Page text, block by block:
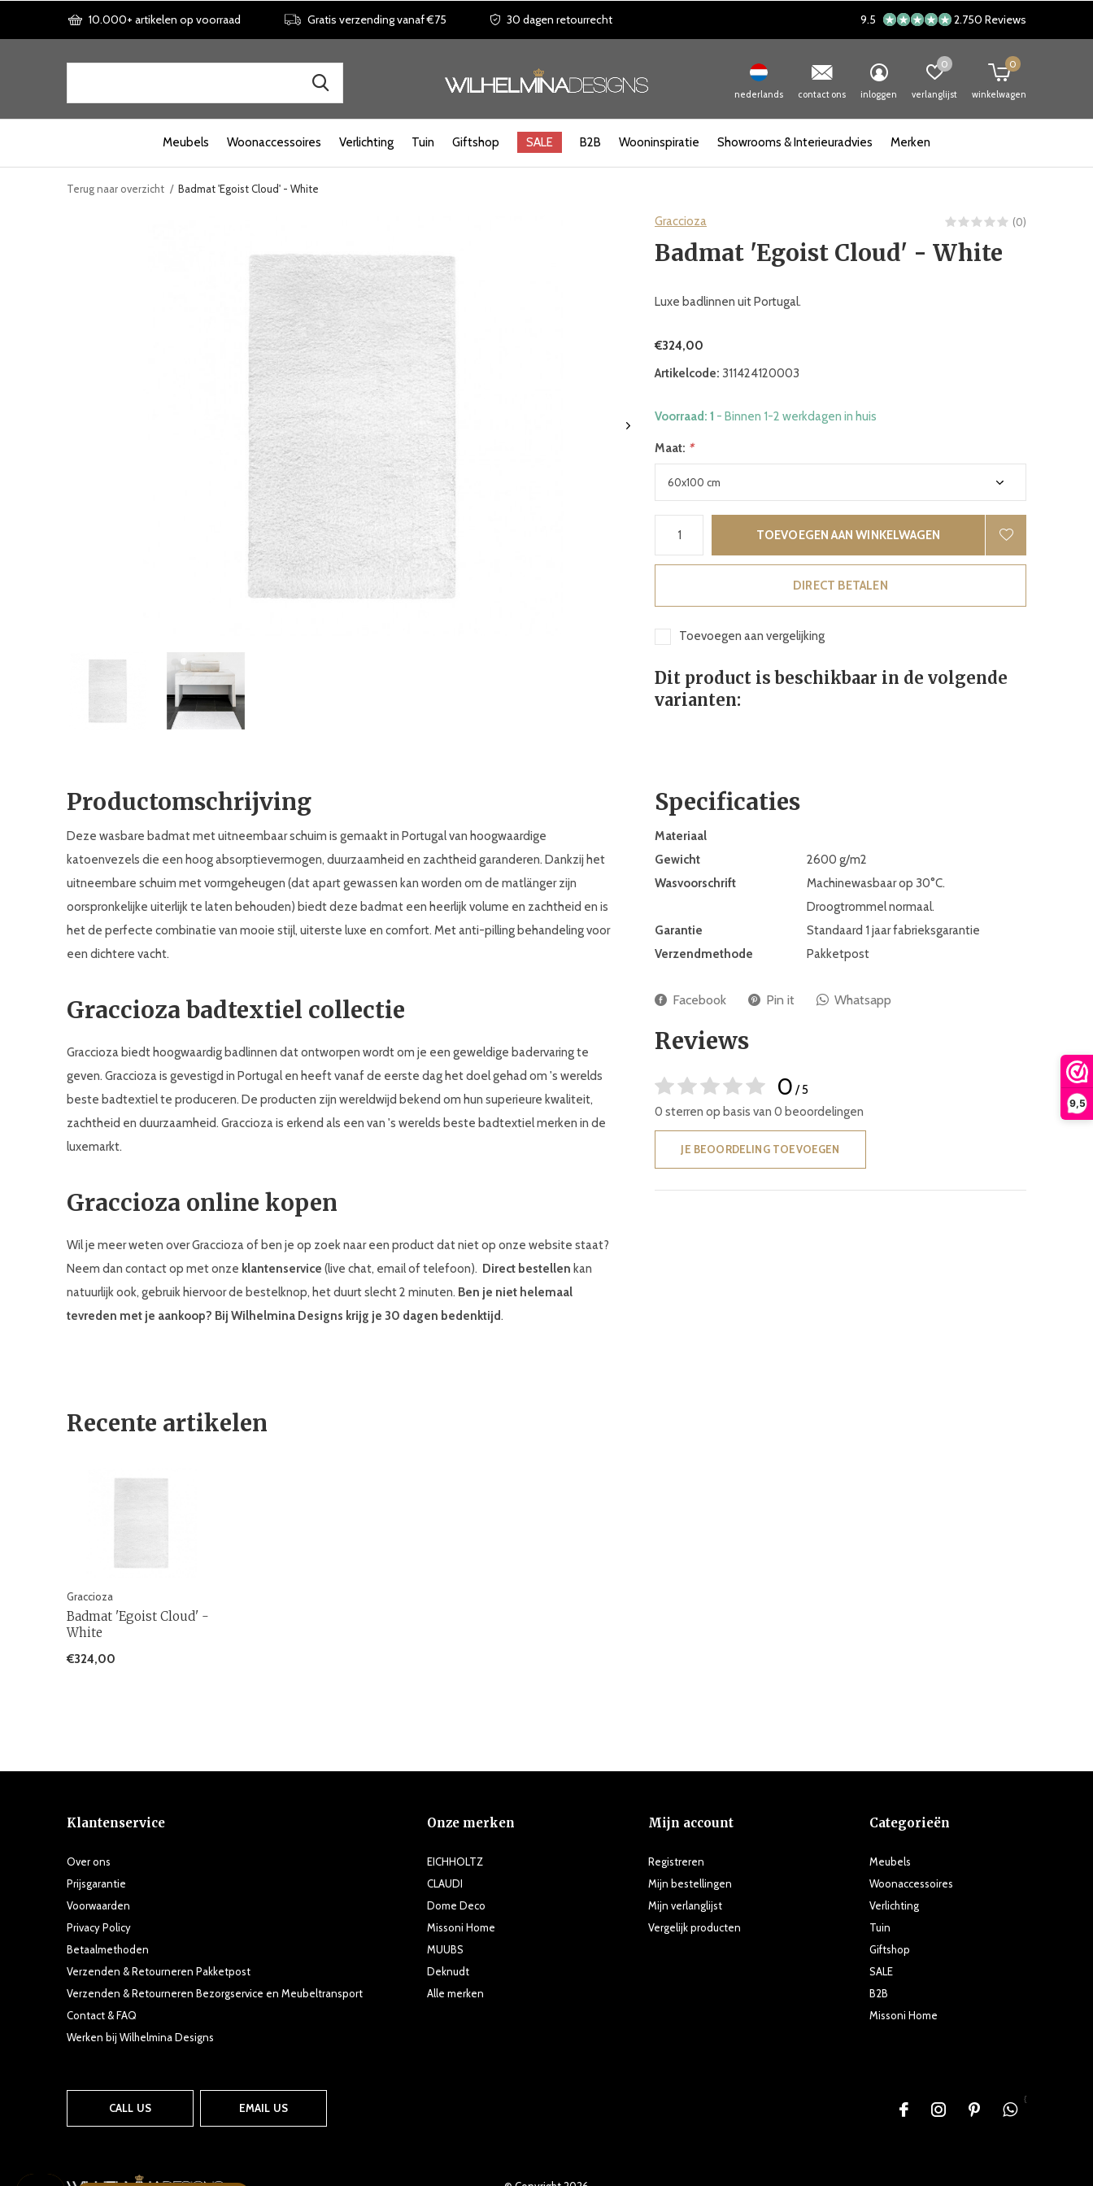
9,5
Meubels Woonaccessoires Verlichting Tuin Giftshop SALE B2B Wooninspiratie Showrooms & Interieuradvies Merken
nederlands contact ons inloggen verlanglijst
0
winkelwagen
0
10.000+ artikelen op voorraad Gratis verzending vanaf €75 30 dagen retourrecht 9.5 2.750 Reviews
Terug naar overzicht Badmat 'Egoist Cloud' - White
Graccioza (0)
Badmat 'Egoist Cloud' - White
Luxe badlinnen uit Portugal.
€324,00
Artikelcode: 311424120003
Voorraad: 1 - Binnen 1-2 werkdagen in huis
Maat: *
TOEVOEGEN AAN WINKELWAGEN
DIRECT BETALEN
Toevoegen aan vergelijking
Dit product is beschikbaar in de volgende
varianten:
Productomschrijving
Deze wasbare badmat met uitneembaar schuim is gemaakt in Portugal van hoogwaardige
katoenvezels die een hoog absorptievermogen, duurzaamheid en zachtheid garanderen. Dankzij het
uitneembare schuim met vormgeheugen (dat apart gewassen kan worden om de matlänger zijn
oorspronkelijke uiterlijk te laten behouden) biedt deze badmat een heerlijk volume en zachtheid en is
het de perfecte combinatie van mooie stijl, uiterste luxe en comfort. Met anti-pilling behandeling voor
een dichtere vacht.
Graccioza badtextiel collectie
Graccioza biedt hoogwaardig badlinnen dat ontworpen wordt om je een geweldige badervaring te
geven. Graccioza is gevestigd in Portugal en heeft vanaf de eerste dag het doel gehad om 's werelds
beste badtextiel te produceren. De producten zijn wereldwijd bekend om hun superieure kwaliteit,
zachtheid en duurzaamheid. Graccioza is erkend als een van 's werelds beste badtextiel merken in de
luxemarkt.
Graccioza online kopen
Wil je meer weten over Graccioza of ben je op zoek naar een product dat niet op onze website staat?
Neem dan contact op met onze klantenservice (live chat, email of telefoon). Direct bestellen kan
natuurlijk ook, gebruik hiervoor de bestelknop, het duurt slecht 2 minuten. Ben je niet helemaal
tevreden met je aankoop? Bij Wilhelmina Designs krijg je 30 dagen bedenktijd.
Specificaties
Materiaal
Gewicht
2600 g/m2
Wasvoorschrift
Machinewasbaar op 30°C.
Droogtrommel normaal.
Garantie
Standaard 1 jaar fabrieksgarantie
Verzendmethode
Pakketpost
Facebook Pin it Whatsapp
Reviews
0 / 5
0 sterren op basis van 0 beoordelingen
JE BEOORDELING TOEVOEGEN
Recente artikelen
Graccioza
Badmat 'Egoist Cloud' -
White
€324,00
Klantenservice
Over ons
Prijsgarantie
Voorwaarden
Privacy Policy
Betaalmethoden
Verzenden & Retourneren Pakketpost
Verzenden & Retourneren Bezorgservice en Meubeltransport
Contact & FAQ
Werken bij Wilhelmina Designs
Onze merken
EICHHOLTZ
CLAUDI
Dome Deco
Missoni Home
MUUBS
Deknudt
Alle merken
Mijn account
Registreren
Mijn bestellingen
Mijn verlanglijst
Vergelijk producten
Categorieën
Meubels
Woonaccessoires
Verlichting
Tuin
Giftshop
SALE
B2B
Missoni Home
CALL US EMAIL US
{